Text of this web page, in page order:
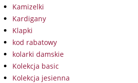
Kamizelki
Kardigany
Klapki
kod rabatowy
kolarki damskie
Kolekcja basic
Kolekcja jesienna